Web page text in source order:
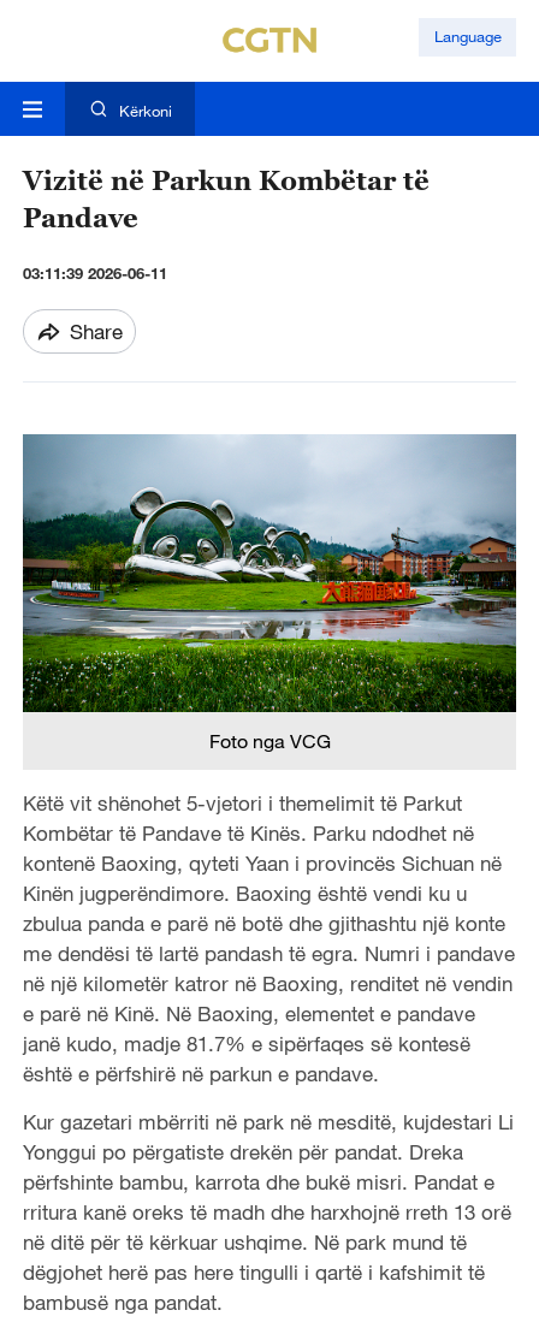
Language
Kërkoni
Vizitë në Parkun Kombëtar të
Pandave
03:11:39 2026-06-11
Share
Foto nga VCG
Këtë vit shënohet 5-vjetori i themelimit të Parkut
Kombëtar të Pandave të Kinës. Parku ndodhet në
kontenë Baoxing, qyteti Yaan i provincës Sichuan në
Kinën jugperëndimore. Baoxing është vendi ku u
zbulua panda e parë në botë dhe gjithashtu një konte
me dendësi të lartë pandash të egra. Numri i pandave
në një kilometër katror në Baoxing, renditet në vendin
e parë në Kinë. Në Baoxing, elementet e pandave
janë kudo, madje 81.7% e sipërfaqes së kontesë
është e përfshirë në parkun e pandave.
Kur gazetari mbërriti në park në mesditë, kujdestari Li
Yonggui po përgatiste drekën për pandat. Dreka
përfshinte bambu, karrota dhe bukë misri. Pandat e
rritura kanë oreks të madh dhe harxhojnë rreth 13 orë
në ditë për të kërkuar ushqime. Në park mund të
dëgjohet herë pas here tingulli i qartë i kafshimit të
bambusë nga pandat.